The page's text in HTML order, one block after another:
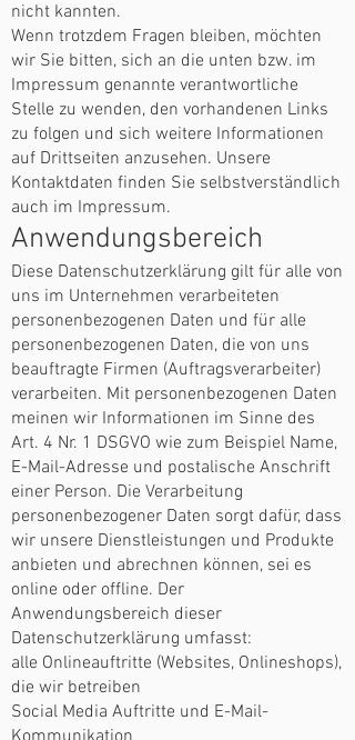
nicht kannten.
Wenn trotzdem Fragen bleiben, möchten
wir Sie bitten, sich an die unten bzw. im
Impressum genannte verantwortliche
Stelle zu wenden, den vorhandenen Links
zu folgen und sich weitere Informationen
auf Drittseiten anzusehen. Unsere
Kontaktdaten finden Sie selbstverständlich
auch im Impressum.
Anwendungsbereich
Diese Datenschutzerklärung gilt für alle von
uns im Unternehmen verarbeiteten
personenbezogenen Daten und für alle
personenbezogenen Daten, die von uns
beauftragte Firmen (Auftragsverarbeiter)
verarbeiten. Mit personenbezogenen Daten
meinen wir Informationen im Sinne des
Art. 4 Nr. 1 DSGVO wie zum Beispiel Name,
E-Mail-Adresse und postalische Anschrift
einer Person. Die Verarbeitung
personenbezogener Daten sorgt dafür, dass
wir unsere Dienstleistungen und Produkte
anbieten und abrechnen können, sei es
online oder offline. Der
Anwendungsbereich dieser
Datenschutzerklärung umfasst:
alle Onlineauftritte (Websites, Onlineshops),
die wir betreiben
Social Media Auftritte und E-Mail-